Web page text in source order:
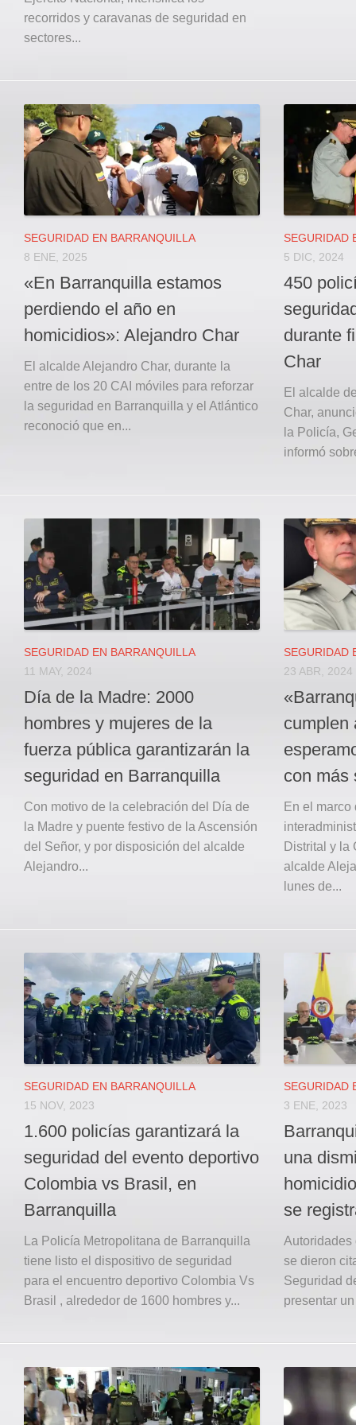
recorridos y caravanas de seguridad en
sectores...
SEGURIDAD EN BARRANQUILLA
8 ENE, 2025
«En Barranquilla estamos
perdiendo el año en
homicidios»: Alejandro Char
El alcalde Alejandro Char, durante la
entre de los 20 CAI móviles para reforzar
la seguridad en Barranquilla y el Atlántico
reconoció que en...
SEGURIDAD
5 DIC, 2024
450
durante
Char
El alcalde
Char,
la Policía,
informó
SEGURIDAD EN BARRANQUILLA
11 MAY, 2024
Día de la Madre: 2000
hombres y mujeres de la
fuerza pública garantizarán la
seguridad en Barranquilla
Con motivo de la celebración del Día de
la Madre y puente festivo de la Ascensión
del Señor, y por disposición del alcalde
Alejandro...
SEGURIDAD
23 ABR, 2024
cumplen
con más
En el
Distrital y la
alcalde
lunes de...
SEGURIDAD EN BARRANQUILLA
15 NOV, 2023
1.600 policías garantizará la
seguridad del evento deportivo
Colombia vs Brasil, en
Barranquilla
La Policía Metropolitana de Barranquilla
tiene listo el dispositivo de seguridad
para el encuentro deportivo Colombia Vs
Brasil , alrededor de 1600 hombres y...
SEGURIDAD
3 ENE, 2023
una
se
Autoridades
se dieron
Seguridad
presentar